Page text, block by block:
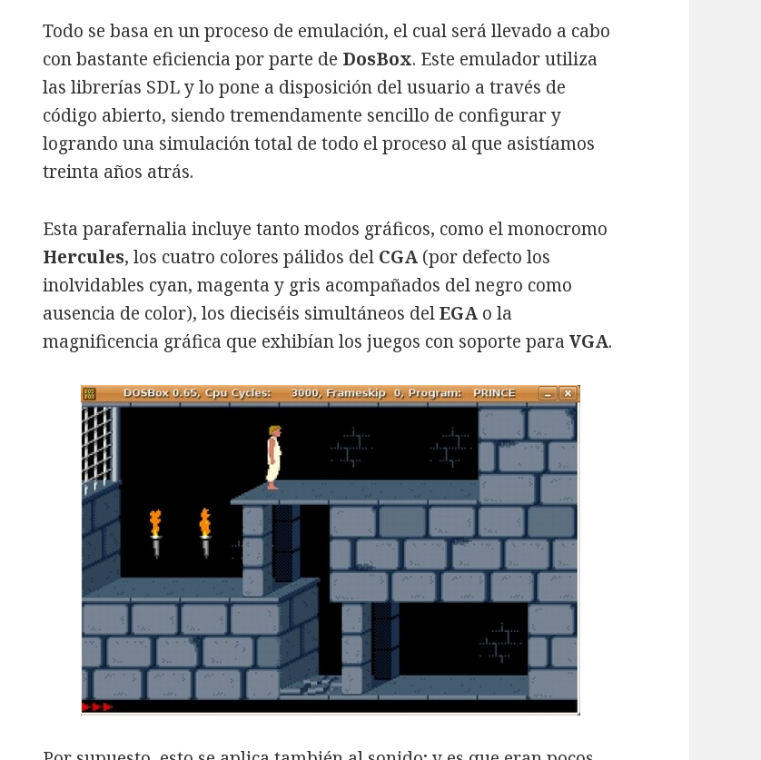
Todo se basa en un proceso de emulación, el cual será llevado a cabo
con bastante eficiencia por parte de DosBox. Este emulador utiliza
las librerías SDL y lo pone a disposición del usuario a través de
código abierto, siendo tremendamente sencillo de configurar y
logrando una simulación total de todo el proceso al que asistíamos
treinta años atrás.
Esta parafernalia incluye tanto modos gráficos, como el monocromo
Hercules, los cuatro colores pálidos del CGA (por defecto los
inolvidables cyan, magenta y gris acompañados del negro como
ausencia de color), los dieciséis simultáneos delEGA o la
magnificencia gráfica que exhibían los juegos con soporte paraVGA.